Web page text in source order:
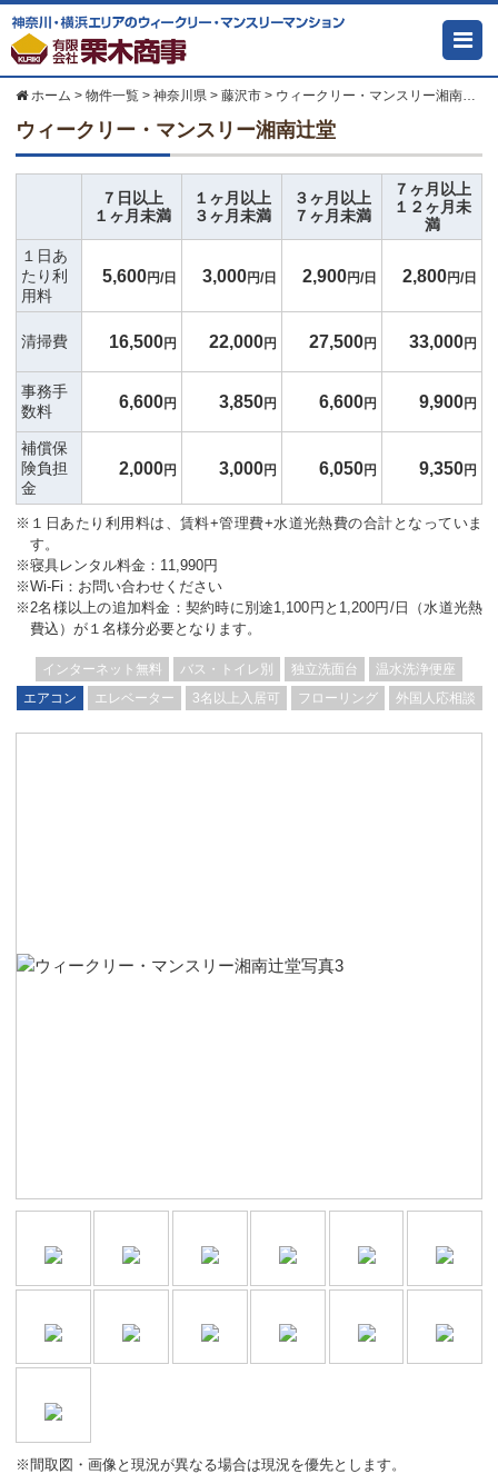
ホーム > 物件一覧 > 神奈川県 > 藤沢市 > ウィークリー・マンスリー湘南辻堂
ウィークリー・マンスリー湘南辻堂
７日以上
１ヶ月未満
１ヶ月以上
３ヶ月未満
３ヶ月以上
７ヶ月未満
７ヶ月以上
１２ヶ月未
満
１日あ
たり利
用料
5,600円/日 3,000円/日 2,900円/日 2,800円/日
清掃費 16,500円 22,000円 27,500円 33,000円
事務手
数料
6,600円 3,850円 6,600円 9,900円
補償保
険負担
金
2,000円 3,000円 6,050円 9,350円
※１日あたり利用料は、賃料+管理費+水道光熱費の合計となっていま
す。
※寝具レンタル料金：11,990円
※Wi-Fi：お問い合わせください
※2名様以上の追加料金：契約時に別途1,100円と1,200円/日（水道光熱
費込）が１名様分必要となります。
インターネット無料 バス・トイレ別 独立洗面台
温水洗浄便座
エアコン
エレベーター 3名以上入居可 フローリング 外国人応相談
※間取図・画像と現況が異なる場合は現況を優先とします。